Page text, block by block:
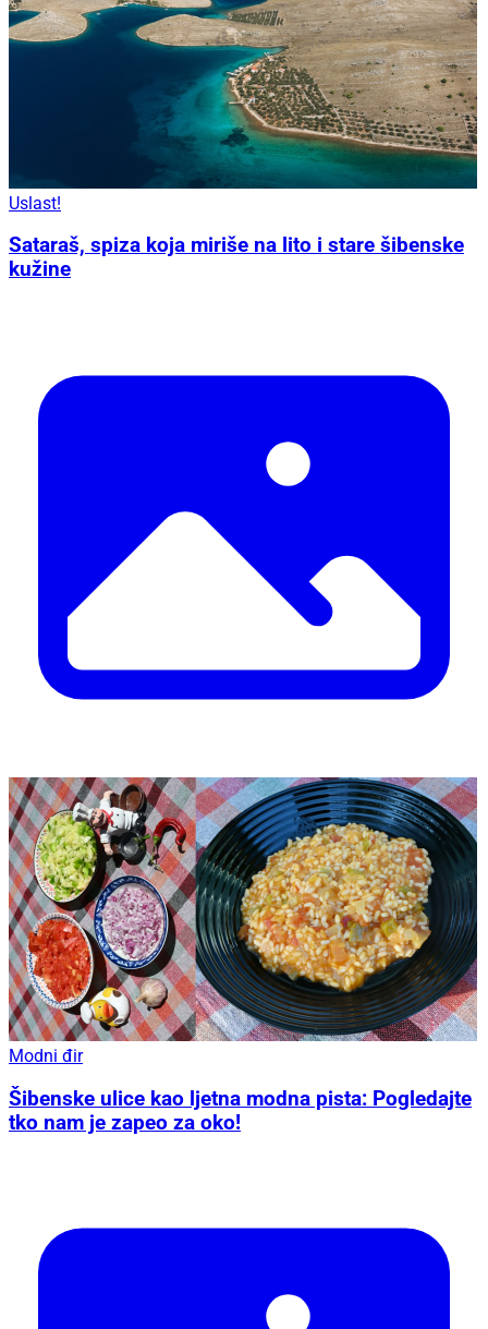
Uslast!
Sataraš, spiza koja miriše na lito i stare šibenske
kužine
Modni đir
Šibenske ulice kao ljetna modna pista: Pogledajte
tko nam je zapeo za oko!